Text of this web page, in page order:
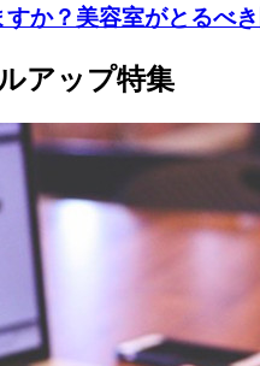
すか？美容室がとるべ
アップ特集